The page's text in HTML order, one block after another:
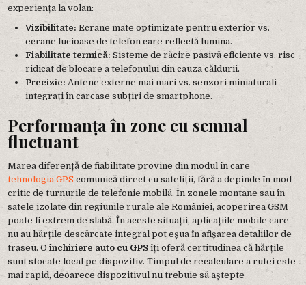
experiența la volan:
Vizibilitate:Ecrane mate optimizate pentru exterior vs.
ecrane lucioase de telefon care reflectă lumina.
Fiabilitate termică: Sisteme de răcire pasivă eficiente vs. risc
ridicat de blocare a telefonului din cauza căldurii.
Precizie: Antene externe mai mari vs. senzori miniaturali
integrați în carcase subțiri de smartphone.
Performanța în zone cu semnal
fluctuant
Marea diferență de fiabilitate provine din modul în care
tehnologia GPS comunică direct cu sateliții, fără a depinde în mod
critic de turnurile de telefonie mobilă. În zonele montane sau în
satele izolate din regiunile rurale ale României, acoperirea GSM
poate fi extrem de slabă. În aceste situații, aplicațiile mobile care
nu au hărțile descărcate integral pot eșua în afișarea detaliilor de
traseu. Oînchiriere auto cu GPS îți oferă certitudinea că hărțile
sunt stocate local pe dispozitiv. Timpul de recalculare a rutei este
mai rapid, deoarece dispozitivul nu trebuie să aștepte